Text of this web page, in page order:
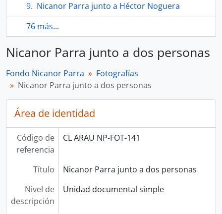
Nicanor Parra junto a Héctor Noguera
76 más...
Nicanor Parra junto a dos personas
Fondo Nicanor Parra
Fotografías
Nicanor Parra junto a dos personas
Área de identidad
Código de
referencia
CL ARAU NP-FOT-141
Título
Nicanor Parra junto a dos personas
Nivel de
descripción
Unidad documental simple